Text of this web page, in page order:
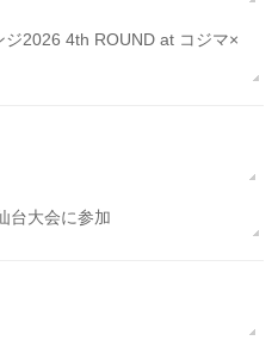
ジ2026 4th ROUND at コジマ×
台大会に参加